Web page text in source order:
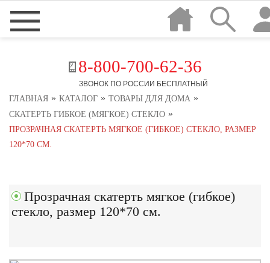
8-800-700-62-36
ЗВОНОК ПО РОССИИ БЕСПЛАТНЫЙ
ГЛАВНАЯ » КАТАЛОГ » ТОВАРЫ ДЛЯ ДОМА »
СКАТЕРТЬ ГИБКОЕ (МЯГКОЕ) СТЕКЛО »
ПРОЗРАЧНАЯ СКАТЕРТЬ МЯГКОЕ (ГИБКОЕ) СТЕКЛО, РАЗМЕР
120*70 СМ.
Прозрачная скатерть мягкое (гибкое)
стекло, размер 120*70 см.